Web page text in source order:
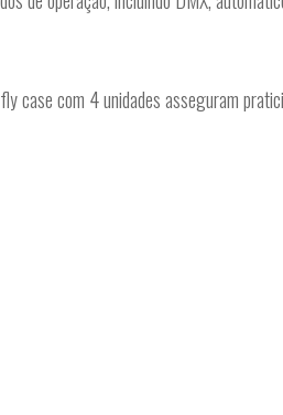
case com 4 unidades asseguram